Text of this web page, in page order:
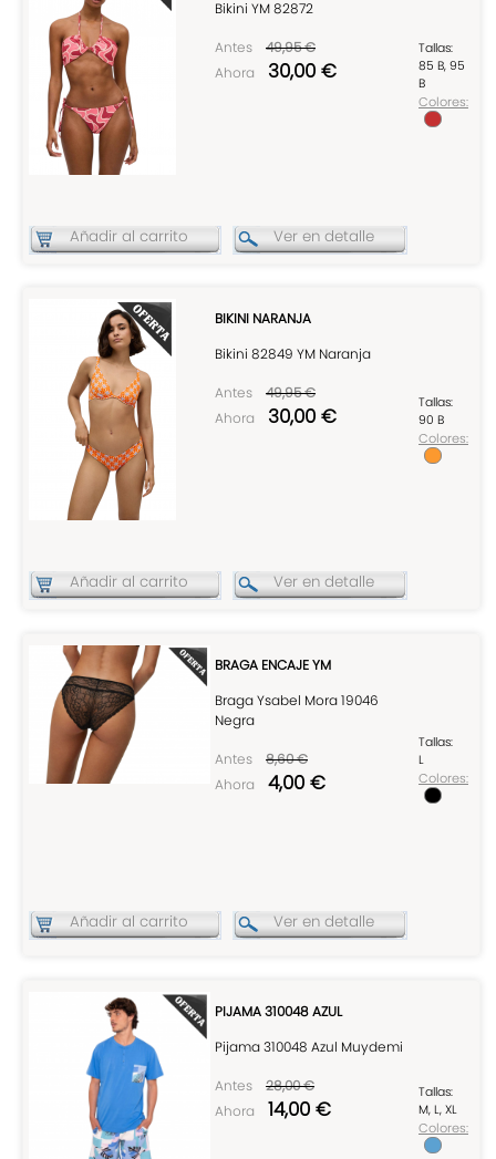
Bikini YM 82872
Antes
49,95 €
Ahora
30,00 €
Tallas:
85 B, 95
B
Colores:
Añadir al carrito Ver en detalle
BIKINI NARANJA
Bikini 82849 YM Naranja
Antes
49,95 €
Ahora
30,00 €
Tallas:
90 B
Colores:
Añadir al carrito Ver en detalle
BRAGA ENCAJE YM
Braga Ysabel Mora 19046
Negra
Antes
8,60 €
Ahora
4,00 €
Tallas:
L
Colores:
Añadir al carrito Ver en detalle
PIJAMA 310048 AZUL
Pijama 310048 Azul Muydemi
Antes
28,00 €
Ahora
14,00 €
Tallas:
M, L, XL
Colores: